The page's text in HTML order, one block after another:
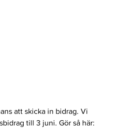
att skicka in bidrag. Vi
till 3 juni. Gör så här: